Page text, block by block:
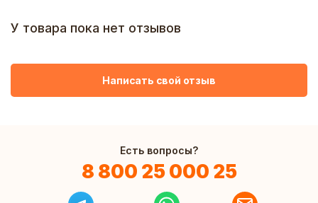
У товара пока нет отзывов
Написать свой отзыв
Есть вопросы?
8 800 25 000 25